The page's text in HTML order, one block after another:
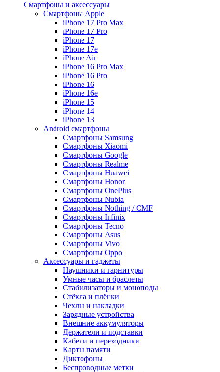
Смартфоны и аксессуары
Смартфоны Apple
iPhone 17 Pro Max
iPhone 17 Pro
iPhone 17
iPhone 17e
iPhone Air
iPhone 16 Pro Max
iPhone 16 Pro
iPhone 16
iPhone 16e
iPhone 15
iPhone 14
iPhone 13
Android cмартфоны
Смартфоны Samsung
Смартфоны Xiaomi
Смартфоны Google
Смартфоны Realme
Смартфоны Huawei
Смартфоны Honor
Смартфоны OnePlus
Смартфоны Nubia
Смартфоны Nothing / CMF
Смартфоны Infinix
Смартфоны Tecno
Смартфоны Asus
Смартфоны Vivo
Смартфоны Oppo
Аксессуары и гаджеты
Наушники и гарнитуры
Умные часы и браслеты
Стабилизаторы и моноподы
Стёкла и плёнки
Чехлы и накладки
Зарядные устройства
Внешние аккумуляторы
Держатели и подставки
Кабели и переходники
Карты памяти
Диктофоны
Беспроводные метки